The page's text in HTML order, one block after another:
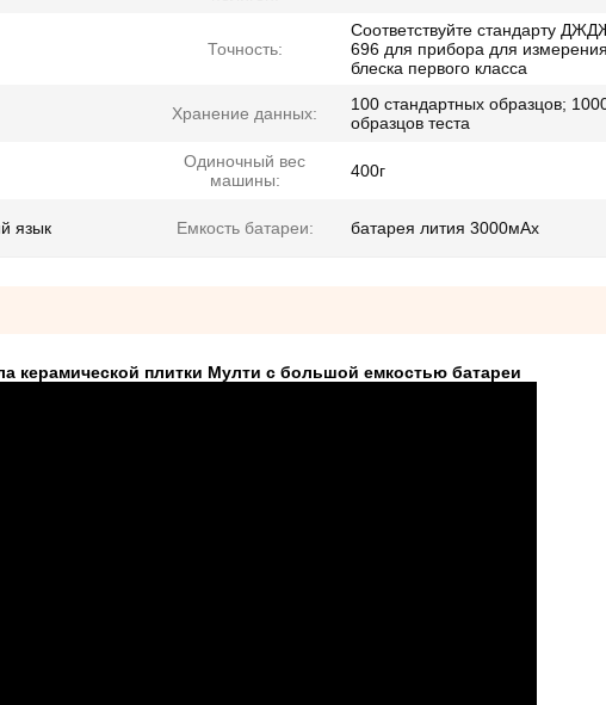
Точность:
Соответствуйте стандарту
696 для прибора для
блеска первого класса
Хранение данных:
100 стандартных образцов;
образцов теста
Одиночный вес
машины:
400г
язык Емкость батареи: батарея лития 3000мАх
керамической плитки Мулти с большой емкостью батареи